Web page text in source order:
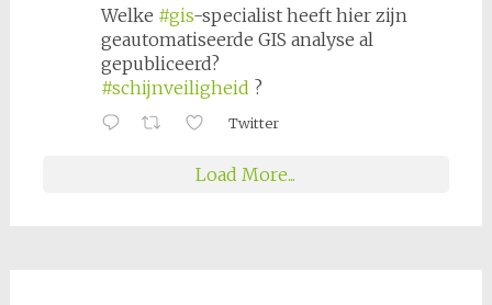
Welke #gis-specialist heeft hier zijn
geautomatiseerde GIS analyse al
gepubliceerd?
#schijnveiligheid ?
Twitter
Load More...